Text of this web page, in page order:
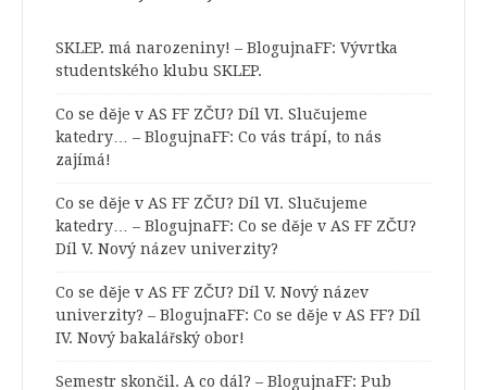
SKLEP. má narozeniny! – BlogujnaFF: Vývrtka
studentského klubu SKLEP.
Co se děje v AS FF ZČU? Díl VI. Slučujeme
katedry… – BlogujnaFF: Co vás trápí, to nás
zajímá!
Co se děje v AS FF ZČU? Díl VI. Slučujeme
katedry… – BlogujnaFF: Co se děje v AS FF ZČU?
Díl V. Nový název univerzity?
Co se děje v AS FF ZČU? Díl V. Nový název
univerzity? – BlogujnaFF: Co se děje v AS FF? Díl
IV. Nový bakalářský obor!
Semestr skončil. A co dál? – BlogujnaFF: Pub